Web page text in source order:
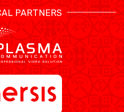
PARTNERS